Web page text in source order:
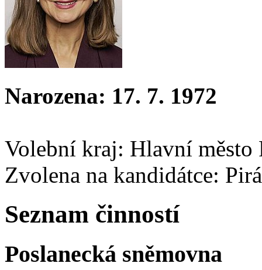
Narozena: 17. 7. 1972
Volební kraj: Hlavní město
Zvolena na kandidátce:
Seznam činností
Poslanecká sněmovna